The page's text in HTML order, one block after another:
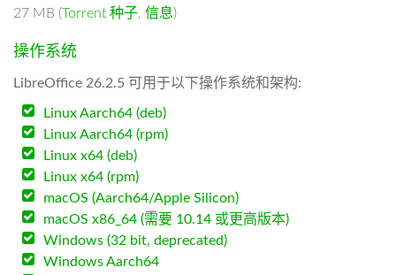
27 MB (Torrent 种子, 信息)
操作系统
LibreOffice 26.2.5 可用于以下操作系统和架构:
Linux Aarch64 (deb)
Linux Aarch64 (rpm)
Linux x64 (deb)
Linux x64 (rpm)
macOS (Aarch64/Apple Silicon)
macOS x86_64 (需要 10.14 或更高版本)
Windows (32 bit, deprecated)
Windows Aarch64